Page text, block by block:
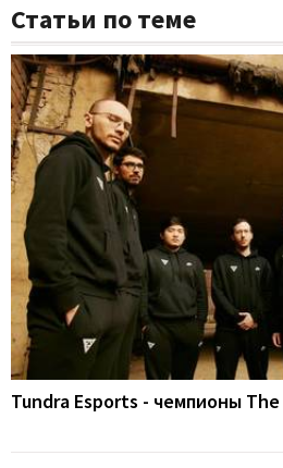
Статьи по теме
Tundra Esports - чемпионы